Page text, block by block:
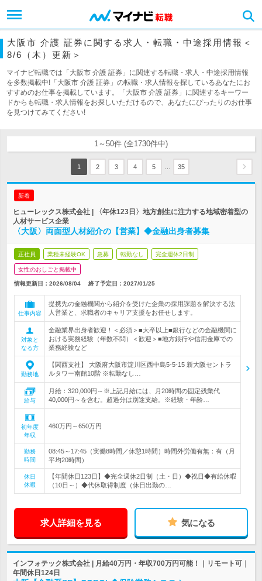
大阪市 介護 証券に関する求人・転職・中途採用情報＜
8/6（木）更新＞
マイナビ転職では「大阪市 介護 証券」に関連する転職・求人・中途採用情報
を多数掲載中!「大阪市 介護 証券」の転職・求人情報を探しているあなたにお
すすめのお仕事を掲載しています。「大阪市 介護 証券」に関連するキーワー
ドからも転職・求人情報をお探しいただけるので、あなたにぴったりのお仕事
を見つけてみてください!
1～50件 (全1730件中)
1 2 3 4 5 35
新着
ヒューレックス株式会社 | 〈年休123日〉地方創生に注力する地域密着型の
人材サービス企業
〈大阪〉両面型人材紹介の【営業】◆金融出身者募集
正社員 業種未経験OK 急募 転勤なし 完全週休2日制
女性のおしごと掲載中
情報更新日：2026/08/04 終了予定日： 2027/01/25
仕事内容
提携先の金融機関から紹介を受けた企業の採用課題を解決する法
人営業と、求職者のキャリア支援をお任せします。
対象と
なる方
金融業界出身者歓迎！＜必須＞■大卒以上■銀行などの金融機関に
おける実務経験（年数不問）＜歓迎＞■地方銀行や信用金庫での
業務経験など
勤務地
【関西支社】 大阪府大阪市淀川区西中島5-5-15 新大阪セントラ
ルタワー南館10階 ※転勤なし…
給与
月給：320,000円～※上記月給には、月20時間の固定残業代
40,000円～を含む。超過分は別途支給。※経験・年齢…
初年度
年収
460万円～650万円
勤務
時間
08:45～17:45（実働8時間／休憩1時間）時間外労働有無：有（月
平均20時間）
休日
休暇
【年間休日123日】◆完全週休2日制（土・日）◆祝日◆有給休暇
（10日～）◆代休取得制度（休日出勤の…
求人詳細を見る 気になる
インフォテック株式会社 | 月給40万円・年収700万円可能！｜リモート可｜
年間休日124日